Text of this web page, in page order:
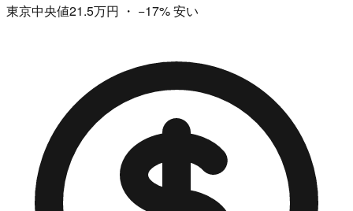
東京中央値21.5万円 ・ −17%安い